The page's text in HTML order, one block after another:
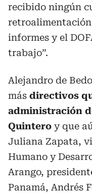
recibido ningún
informes y el
trabajo”.
Alejandro de
más directivos
administración
Quintero y que
Juliana Zapata,
Humano y
Arango,
Panamá, Andrés